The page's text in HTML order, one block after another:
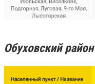
Обуховский район